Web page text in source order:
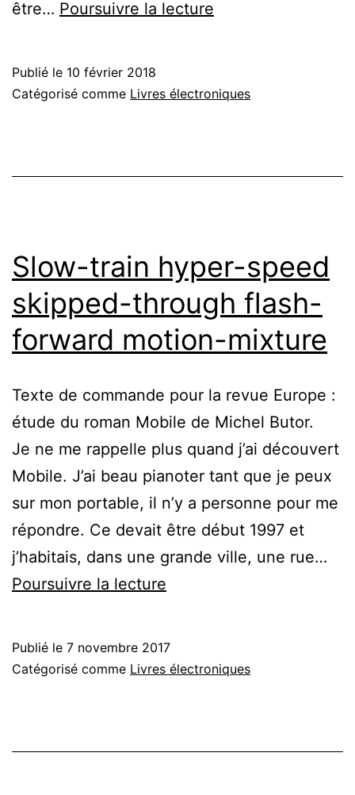
être… Poursuivre la lecture
amoureux
Publié le 10 février 2018
Catégorisé comme Livres électroniques
Slow-train hyper-speed
skipped-through flash-
forward motion-mixture
Texte de commande pour la revue Europe :
étude du roman Mobile de Michel Butor.
Je ne me rappelle plus quand j’ai découvert
Mobile. J’ai beau pianoter tant que je peux
sur mon portable, il n’y a personne pour me
répondre. Ce devait être début 1997 et
j’habitais, dans une grande ville, une rue…
Poursuivre la lecture
speed
Publié le 7 novembre 2017
Catégorisé comme Livres électroniques